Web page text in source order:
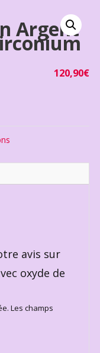
Argent
120,90€
avis sur
oxyde de
Les champs